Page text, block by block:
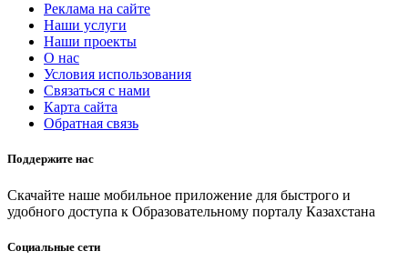
Реклама на сайте
Наши услуги
Наши проекты
О нас
Условия использования
Связаться с нами
Карта сайта
Обратная связь
Поддержите нас
Скачайте наше мобильное приложение для быстрого и
удобного доступа к Образовательному порталу Казахстана
Социальные сети